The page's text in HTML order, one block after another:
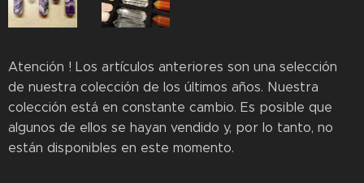
Atención ! Los artículos anteriores son una selección
de nuestra colección de los últimos años. Nuestra
colección está en constante cambio. Es posible que
algunos de ellos se hayan vendido y, por lo tanto, no
están disponibles en este momento.